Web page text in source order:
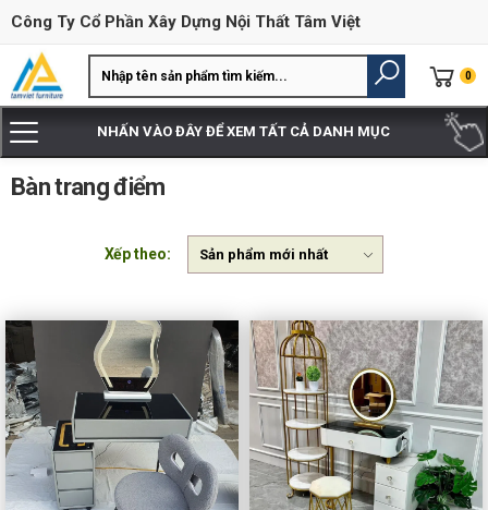
Công Ty Cổ Phần Xây Dựng Nội Thất Tâm Việt
0
NHẤN VÀO ĐÂY ĐỂ XEM TẤT CẢ DANH MỤC
Bàn trang điểm
Xếp theo: